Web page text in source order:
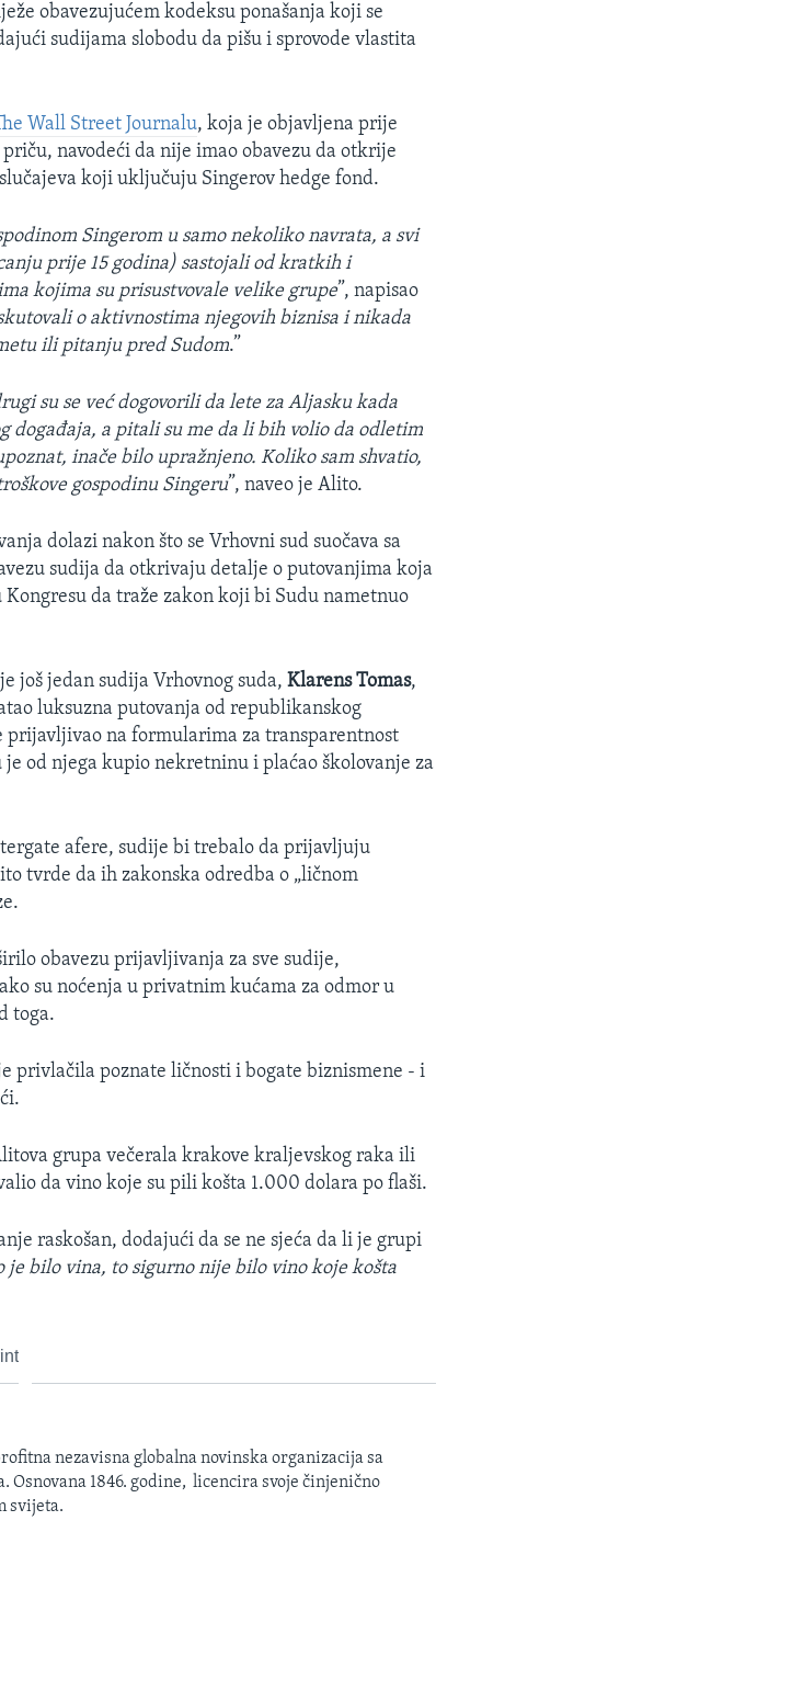
obavezujućem kodeksu ponašanja koji se
sudijama slobodu da pišu i sprovode vlastita
Wall Street Journalu, koja je objavljena prije
navodeći da nije imao obavezu da otkrije
koji uključuju Singerov hedge fond.
Singerom u samo nekoliko navrata, a svi
prije 15 godina) sastojali od kratkih i
kojima su prisustvovale velike grupe”, napisao
o aktivnostima njegovih biznisa i nikada
ili pitanju pred Sudom.”
su se već dogovorili da lete za Aljasku kada
događaja, a pitali su me da li bih volio da odletim
inače bilo upražnjeno. Koliko sam shvatio,
gospodinu Singeru”, naveo je Alito.
dolazi nakon što se Vrhovni sud suočava sa
sudija da otkrivaju detalje o putovanjima koja
da traže zakon koji bi Sudu nametnuo
još jedan sudija Vrhovnog suda,Klarens Tomas,
luksuzna putovanja od republikanskog
prijavljivao na formularima za transparentnost
od njega kupio nekretninu i plaćao školovanje za
afere, sudije bi trebalo da prijavljuju
tvrde da ih zakonska odredba o „ličnom
obavezu prijavljivanja za sve sudije,
su noćenja u privatnim kućama za odmor u
toga.
privlačila poznate ličnosti i bogate biznismene - i
grupa večerala krakove kraljevskog raka ili
da vino koje su pili košta 1.000 dolara po flaši.
raskošan, dodajući da se ne sjeća da li je grupi
je bilo vina, to sigurno nije bilo vino koje košta
nezavisna globalna novinska organizacija sa
Osnovana 1846. godine, licencira svoje činjenično
svijeta.